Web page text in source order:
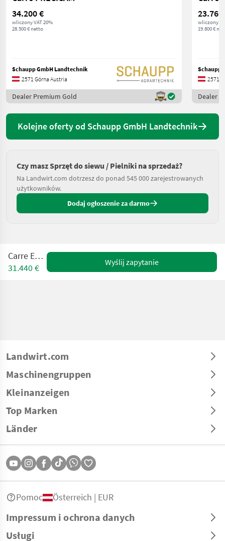
34.200 €
wliczony VAT 20%
28.500 € netto
Schaupp GmbH Landtechnik
2571 Górna Austria
Dealer Premium Gold
23.760
wliczony
19.800 €
Schaupp
2571
Dealer
Kolejne oferty od Schaupp GmbH Landtechnik
Czy masz Sprzęt do siewu / Pielniki na sprzedaż?
Na Landwirt.com dotrzesz do ponad 545 000 zarejestrowanych
użytkowników.
Dodaj ogłoszenie za darmo
Carre Econet
31.440 €
Wyślij zapytanie
Landwirt.com
Maschinengruppen
Kleinanzeigen
Top Marken
Länder
Impressum i ochrona danych
Usługi
Pomoc Österreich | EUR